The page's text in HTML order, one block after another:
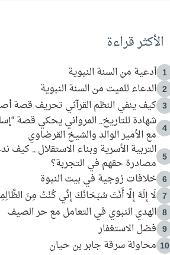
الأكثر قراءة
1 أدعية من السنة النبوية
2 الدعاء للميت من السنة النبوية
3 كيف ينفي النظم القرآني تحريف قصة
4
شهادة للتاريخ.. المرواني يحكي قصة
مع الأمير الوالد والشيخ القرضاوي
5
التربية الأسرية وبناء الاستقلال .. كيف
مصادرة حقهم في التجربة؟
6 خلافات زوجية في بيت النبوة
7 لَا إِلَهَ إِلَّا أَنْتَ سُبْحَانَكَ إِنِّي كُنْتُ مِنَ
8 الهدي النبوي في التعامل مع حر الصيف
9 فضل الاستغفار
10 محاولة سرقة جابر بن حيان